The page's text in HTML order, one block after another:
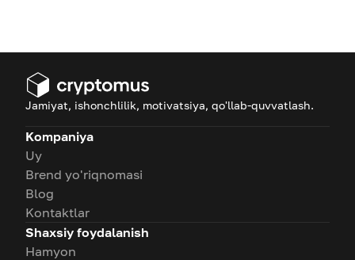
Jamiyat, ishonchlilik, motivatsiya, qo'llab-quvvatlash.
Kompaniya
Uy
Brend yo'riqnomasi
Blog
Kontaktlar
Shaxsiy foydalanish
Hamyon